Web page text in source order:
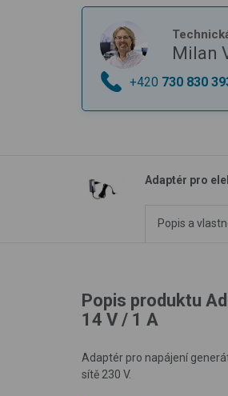
Milan
+420 730 830
Adaptér pro
Popis a
Popis produktu
14 V / 1 A
Adaptér pro napájení
sítě 230 V.